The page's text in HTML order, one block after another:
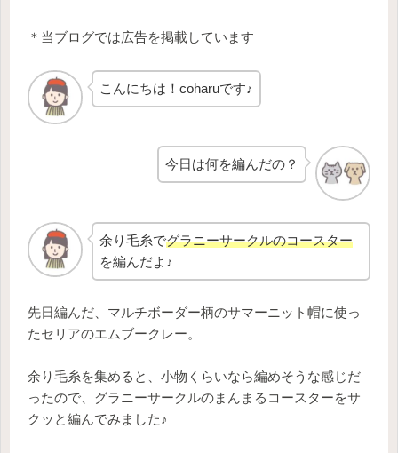
＊当ブログでは広告を掲載しています
こんにちは！coharuです♪
今日は何を編んだの？
余り毛糸でグラニーサークルのコースター
を編んだよ♪
先日編んだ、マルチボーダー柄のサマーニット帽に使っ
たセリアのエムブークレー。
余り毛糸を集めると、小物くらいなら編めそうな感じだ
ったので、グラニーサークルのまんまるコースターをサ
クッと編んでみました♪